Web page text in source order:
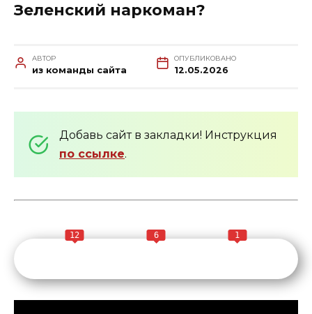
Зеленский наркоман?
АВТОР
из команды сайта
ОПУБЛИКОВАНО
12.05.2026
Добавь сайт в закладки! Инструкция
по ссылке.
12 6 1